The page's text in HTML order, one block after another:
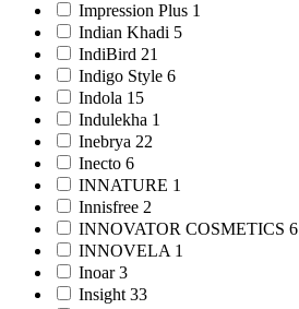
Impression Plus 1
Indian Khadi 5
IndiBird 21
Indigo Style 6
Indola 15
Indulekha 1
Inebrya 22
Inecto 6
INNATURE 1
Innisfree 2
INNOVATOR COSMETICS 6
INNOVELA 1
Inoar 3
Insight 33